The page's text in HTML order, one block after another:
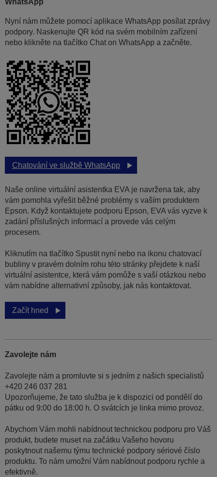
WhatsApp
Nyní nám můžete pomocí aplikace WhatsApp posílat zprávy
podpory. Naskenujte QR kód na svém mobilním zařízení
nebo klikněte na tlačítko Chat on WhatsApp a začněte.
Chatování ve službě WhatsApp
Naše online virtuální asistentka EVA je navržena tak, aby
vám pomohla vyřešit běžné problémy s vaším produktem
Epson. Když kontaktujete podporu Epson, EVA vás vyzve k
zadání příslušných informací a provede vás celým
procesem.
Kliknutím na tlačítko Spustit nyní nebo na ikonu chatovací
bubliny v pravém dolním rohu této stránky přejdete k naší
virtuální asistentce, která vám pomůže s vaší otázkou nebo
vám nabídne alternativní způsoby, jak nás kontaktovat.
Začít hned
Zavolejte nám
Zavolejte nám a promluvte si s jedním z našich specialistů
+420 246 037 281
Upozorňujeme, že tato služba je k dispozici od pondělí do
pátku od 9:00 do 18:00 h. O svátcích je linka mimo provoz.
Abychom Vám mohli nabídnout technickou podporu pro Váš
produkt, budete muset na začátku Vašeho hovoru
poskytnout našemu týmu technické podpory sériové číslo
produktu. To nám umožní Vám nabídnout podporu rychle a
efektivně.